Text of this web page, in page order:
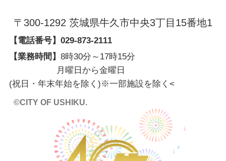
〒300-1292 茨城県牛久市中央3丁目15番地1
【電話番号】 029-873-2111
【業務時間】 8時30分～17時15分
月曜日から金曜日
(祝日・年末年始を除く)※一部施設を除く <
©CITY OF USHIKU.